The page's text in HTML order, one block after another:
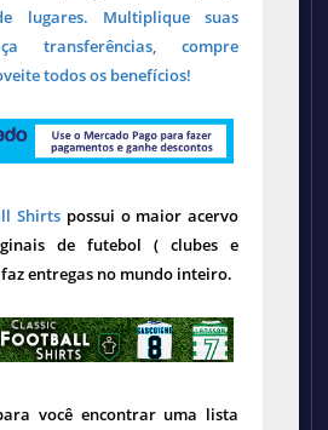
lugares. Multiplique suas
transferências, compre
todos os benefícios!
Shirts possui o maior acervo
de futebol ( clubes e
faz entregas no mundo inteiro.
você encontrar uma lista